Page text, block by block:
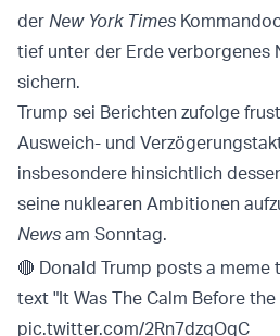
der New York Times
tief unter der Erde verborgenes
sichern.
Trump sei Berichten zufolge
Ausweich- und
insbesondere hinsichtlich
seine nuklearen Ambitionen
News am Sonntag.
🔴 Donald Trump posts a
text "It Was The Calm Before
pic.twitter.com/2Rn7dzqOqC